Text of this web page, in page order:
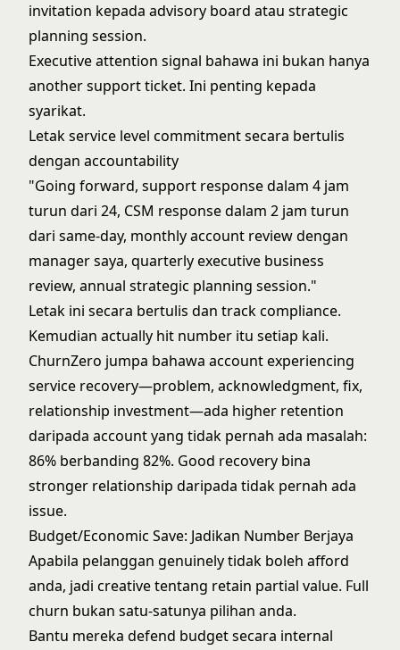
invitation kepada advisory board atau strategic
planning session.
Executive attention signal bahawa ini bukan hanya
another support ticket. Ini penting kepada
syarikat.
Letak service level commitment secara bertulis
dengan accountability
"Going forward, support response dalam 4 jam
turun dari 24, CSM response dalam 2 jam turun
dari same-day, monthly account review dengan
manager saya, quarterly executive business
review, annual strategic planning session."
Letak ini secara bertulis dan track compliance.
Kemudian actually hit number itu setiap kali.
ChurnZero jumpa bahawa account experiencing
service recovery—problem, acknowledgment, fix,
relationship investment—ada higher retention
daripada account yang tidak pernah ada masalah:
86% berbanding 82%. Good recovery bina
stronger relationship daripada tidak pernah ada
issue.
Budget/Economic Save: Jadikan Number Berjaya
Apabila pelanggan genuinely tidak boleh afford
anda, jadi creative tentang retain partial value. Full
churn bukan satu-satunya pilihan anda.
Bantu mereka defend budget secara internal